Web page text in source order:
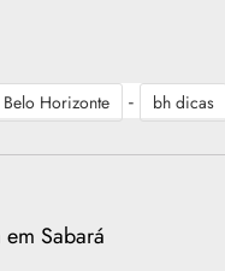
Belo Horizonte - bh dicas
Sabará